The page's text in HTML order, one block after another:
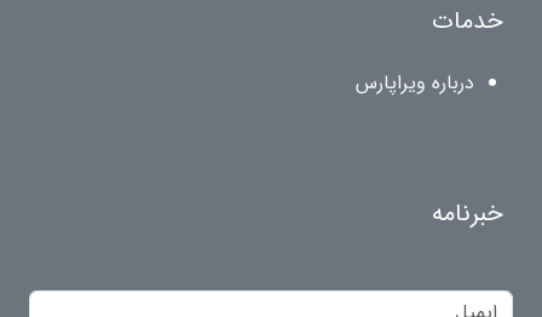
خدمات
درباره ویراپارس
خبرنامه